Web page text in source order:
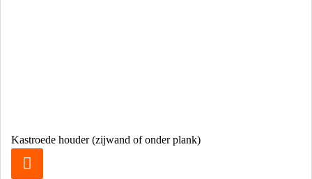
Kastroede houder (zijwand of onder plank)